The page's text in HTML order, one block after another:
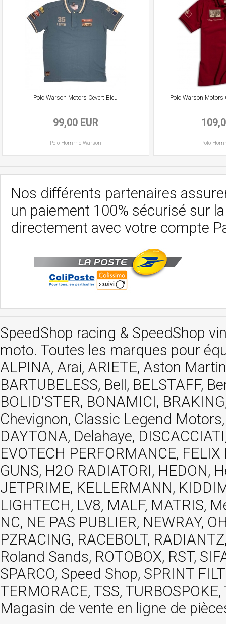
Polo Warson Motors Cevert Bleu
99,00 EUR
Polo Homme Warson
Polo Warson Motors
Polo
Nos différents partenaires
un paiement 100% sécurisé sur
directement avec votre compte
SpeedShop racing & SpeedShop
moto. Toutes les marques pour
ALPINA, Arai, ARIETE, Aston
BARTUBELESS, Bell, BELSTAFF,
BOLID'STER, BONAMICI,
Chevignon, Classic Legend
DAYTONA, Delahaye,
EVOTECH PERFORMANCE,
GUNS, H2O RADIATORI, HEDON,
JETPRIME, KELLERMANN,
LIGHTECH, LV8, MALF, MATRIS,
NC, NE PAS PUBLIER, NEWRAY,
PZRACING, RACEBOLT,
Roland Sands, ROTOBOX, RST,
SPARCO, Speed Shop, SPRINT
TERMORACE, TSS,
Magasin de vente en ligne de